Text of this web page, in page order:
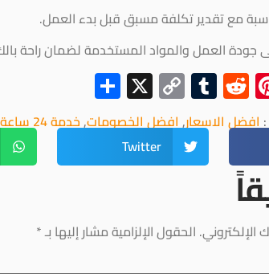
مع تقدير تكلفة مسبق قبل بدء العمل.
جودة العمل والمواد المستخدمة لضمان راحة
Pinterest
Reddit
Tumblr
Copy
Link
X
:افضل الاسعار,افضل الخصومات,خدمة 24 ساعة
Twitter
الإلكتروني. الحقول الإلزامية مشار إليها بـ*